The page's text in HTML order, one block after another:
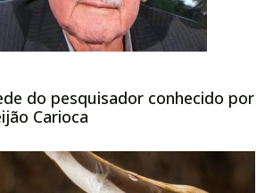
do pesquisador conhecido por
Carioca